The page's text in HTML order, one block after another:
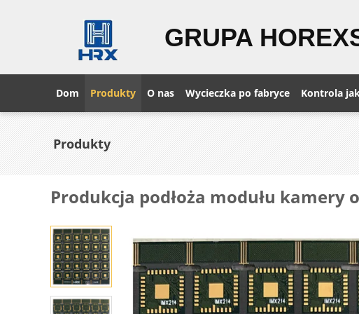
GRUPA
Dom Produkty O nas Wycieczka po fabryce Kontrola
Produkty
Produkcja podłoża modułu kamery